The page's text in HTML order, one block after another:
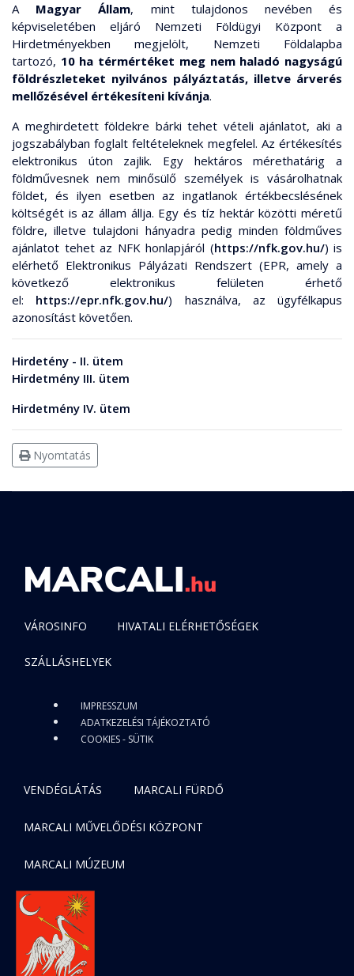
A Magyar Állam, mint tulajdonos nevében és
képviseletében eljáró Nemzeti Földügyi Központ a
Hirdetményekben megjelölt, Nemzeti Földalapba
tartozó, 10 ha térmértéket meg nem haladó nagyságú
földrészleteket nyilvános pályáztatás, illetve árverés
mellőzésével értékesíteni kívánja.
A meghirdetett földekre bárki tehet vételi ajánlatot, aki a
jogszabályban foglalt feltételeknek megfelel. Az értékesítés
elektronikus úton zajlik. Egy hektáros mérethatárig a
földművesnek nem minősülő személyek is vásárolhatnak
földet, és ilyen esetben az ingatlanok értékbecslésének
költségét is az állam állja. Egy és tíz hektár közötti méretű
földre, illetve tulajdoni hányadra pedig minden földműves
ajánlatot tehet az NFK honlapjáról (https://nfk.gov.hu/) is
elérhető Elektronikus Pályázati Rendszert (EPR, amely a
következő elektronikus felületen érhető
el: https://epr.nfk.gov.hu/) használva, az ügyfélkapus
azonosítást követően.
Hirdetény - II. ütem
Hirdetmény III. ütem
Hirdetmény IV. ütem
Nyomtatás
VÁROSINFO HIVATALI ELÉRHETŐSÉGEK
SZÁLLÁSHELYEK
IMPRESSZUM
ADATKEZELÉSI TÁJÉKOZTATÓ
COOKIES - SÜTIK
VENDÉGLÁTÁS MARCALI FÜRDŐ
MARCALI MŰVELŐDÉSI KÖZPONT
MARCALI MÚZEUM